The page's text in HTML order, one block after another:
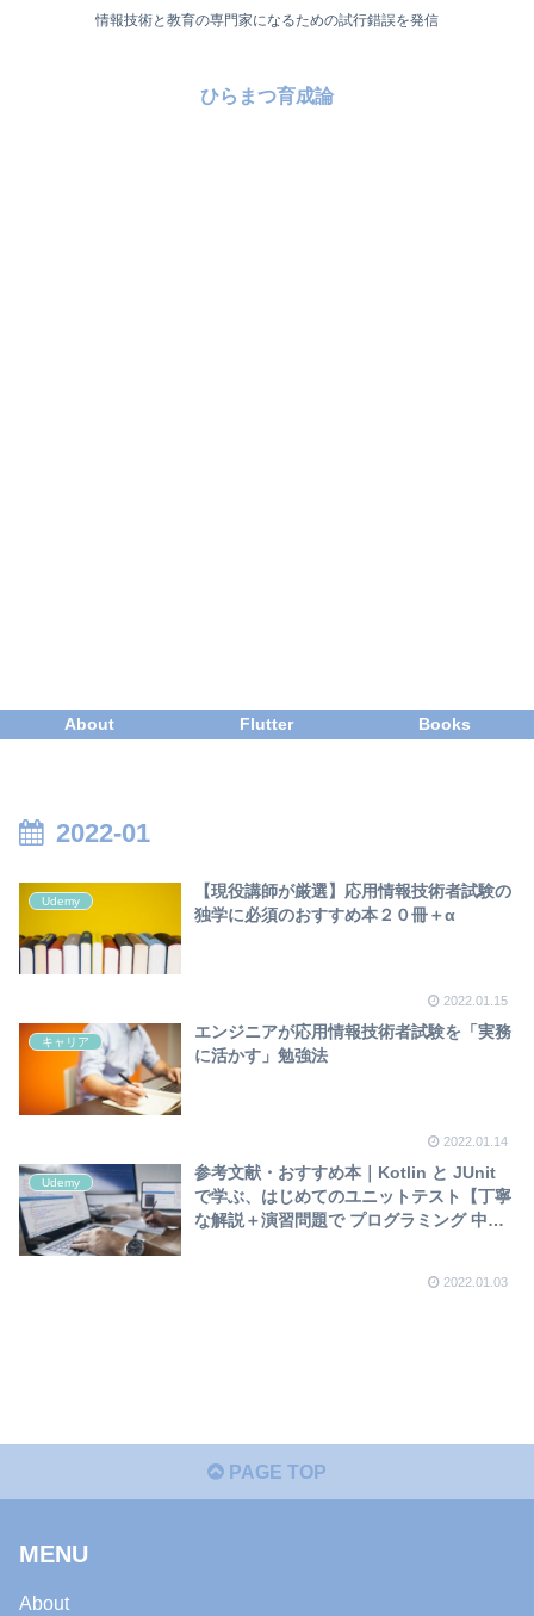
情報技術と教育の専門家になるための試行錯誤を発信
ひらまつ育成論
About Flutter Books
2022-01
Udemy
【現役講師が厳選】応用情報技術者試験の
独学に必須のおすすめ本２０冊＋α
2022.01.15
キャリア
エンジニアが応用情報技術者試験を「実務
に活かす」勉強法
2022.01.14
Udemy
参考文献・おすすめ本｜Kotlin と JUnit
で学ぶ、はじめてのユニットテスト【丁寧
な解説＋演習問題で プログラミング 中級
2022.01.03
PAGE TOP
MENU
About